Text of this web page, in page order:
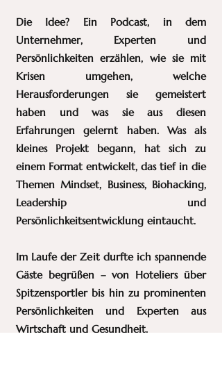
Die Idee? Ein Podcast, in dem
Unternehmer, Experten und
Persönlichkeiten erzählen, wie sie mit
Krisen umgehen, welche
Herausforderungen sie gemeistert
haben und was sie aus diesen
Erfahrungen gelernt haben. Was als
kleines Projekt begann, hat sich zu
einem Format entwickelt, das tief in die
Themen Mindset, Business, Biohacking,
Leadership und
Persönlichkeitsentwicklung eintaucht.
Im Laufe der Zeit durfte ich spannende
Gäste begrüßen – von Hoteliers über
Spitzensportler bis hin zu prominenten
Persönlichkeiten und Experten aus
Wirtschaft und Gesundheit.